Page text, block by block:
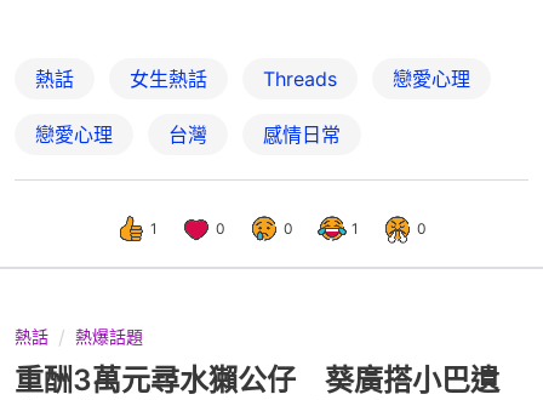
熱話 女生熱話 Threads 戀愛心理
戀愛心理 台灣 感情日常
1 0 0 1 0
熱話 熱爆話題
重酬3萬元尋水獺公仔 葵廣搭小巴遺